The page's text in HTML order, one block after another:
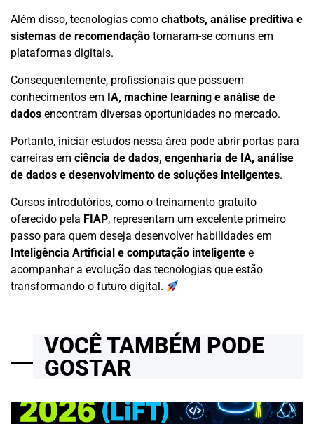
Além disso, tecnologias como chatbots, análise preditiva e
sistemas de recomendação tornaram-se comuns em
plataformas digitais.
Consequentemente, profissionais que possuem
conhecimentos em IA, machine learning e análise de
dados encontram diversas oportunidades no mercado.
Portanto, iniciar estudos nessa área pode abrir portas para
carreiras em ciência de dados, engenharia de IA, análise
de dados e desenvolvimento de soluções inteligentes.
Cursos introdutórios, como o treinamento gratuito
oferecido pela FIAP, representam um excelente primeiro
passo para quem deseja desenvolver habilidades em
Inteligência Artificial e computação inteligente e
acompanhar a evolução das tecnologias que estão
transformando o futuro digital.
VOCÊ TAMBÉM PODE
GOSTAR